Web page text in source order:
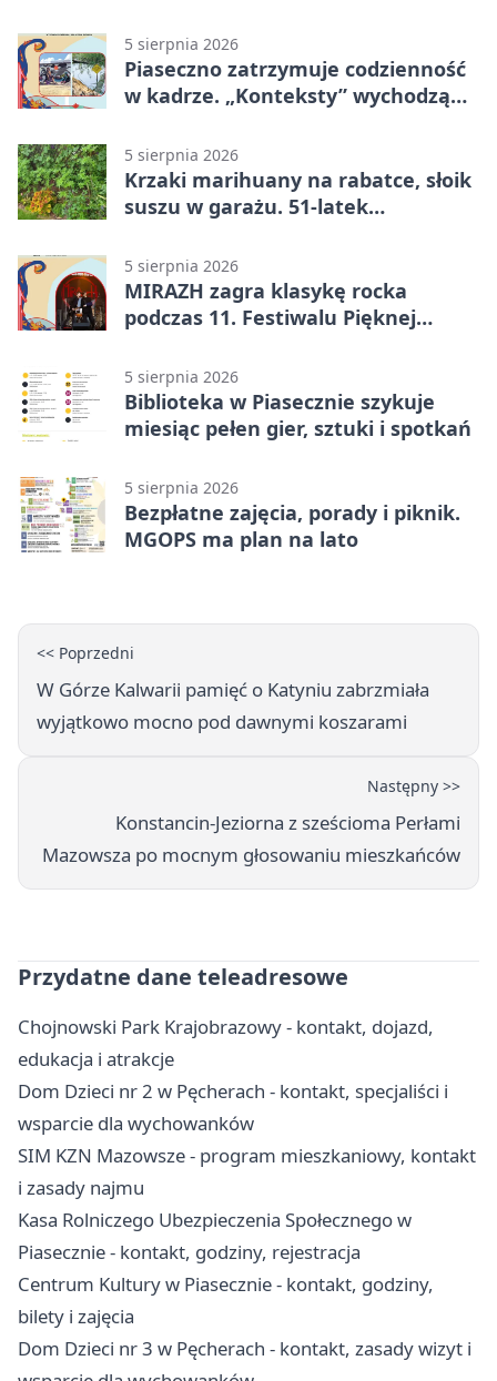
5 sierpnia 2026
Piaseczno zatrzymuje codzienność
w kadrze. „Konteksty” wychodzą
5 sierpnia 2026
Krzaki marihuany na rabatce, słoik
suszu w garażu. 51-latek
5 sierpnia 2026
MIRAZH zagra klasykę rocka
podczas 11. Festiwalu Pięknej
5 sierpnia 2026
Biblioteka w Piasecznie szykuje
miesiąc pełen gier, sztuki i spotkań
5 sierpnia 2026
Bezpłatne zajęcia, porady i piknik.
MGOPS ma plan na lato
<< Poprzedni
W Górze Kalwarii pamięć o Katyniu zabrzmiała
wyjątkowo mocno pod dawnymi koszarami
Następny >>
Konstancin-Jeziorna z sześcioma Perłami
Mazowsza po mocnym głosowaniu mieszkańców
Przydatne dane teleadresowe
Chojnowski Park Krajobrazowy - kontakt, dojazd,
edukacja i atrakcje
Dom Dzieci nr 2 w Pęcherach - kontakt, specjaliści i
wsparcie dla wychowanków
SIM KZN Mazowsze - program mieszkaniowy, kontakt
i zasady najmu
Kasa Rolniczego Ubezpieczenia Społecznego w
Piasecznie - kontakt, godziny, rejestracja
Centrum Kultury w Piasecznie - kontakt, godziny,
bilety i zajęcia
Dom Dzieci nr 3 w Pęcherach - kontakt, zasady wizyt i